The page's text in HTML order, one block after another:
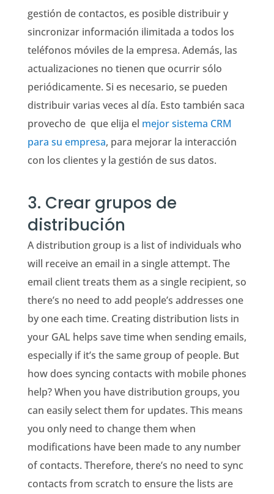
gestión de contactos, es posible distribuir y
sincronizar información ilimitada a todos los
teléfonos móviles de la empresa. Además, las
actualizaciones no tienen que ocurrir sólo
periódicamente. Si es necesario, se pueden
distribuir varias veces al día. Esto también saca
provecho de que elija el mejor sistema CRM
para su empresa, para mejorar la interacción
con los clientes y la gestión de sus datos.
3. Crear grupos de
distribución
A distribution group is a list of individuals who
will receive an email in a single attempt. The
email client treats them as a single recipient, so
there’s no need to add people’s addresses one
by one each time. Creating distribution lists in
your GAL helps save time when sending emails,
especially if it’s the same group of people. But
how does syncing contacts with mobile phones
help? When you have distribution groups, you
can easily select them for updates. This means
you only need to change them when
modifications have been made to any number
of contacts. Therefore, there’s no need to sync
contacts from scratch to ensure the lists are